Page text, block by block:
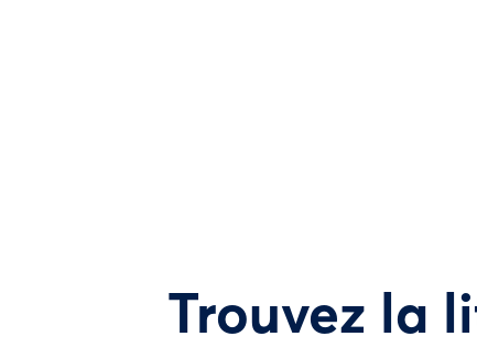
Trouvez la